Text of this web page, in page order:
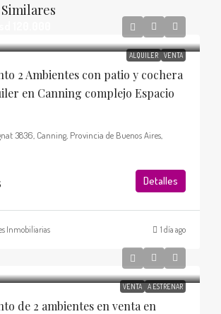
ALQUILER VENTA
2 Ambientes con patio y cochera
en Canning complejo Espacio
3836, Canning, Provincia de Buenos Aires,
Detalles
Inmobiliarias 1 día ago
VENTA A ESTRENAR
de 2 ambientes en venta en